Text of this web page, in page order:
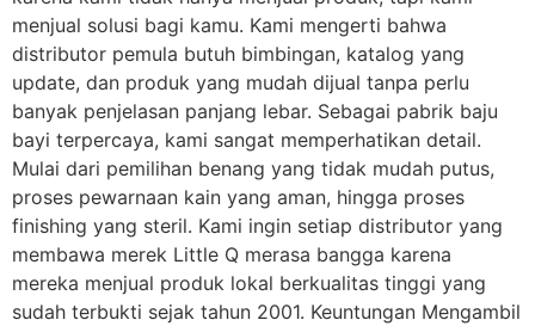
menjual solusi bagi kamu. Kami mengerti bahwa
distributor pemula butuh bimbingan, katalog yang
update, dan produk yang mudah dijual tanpa perlu
banyak penjelasan panjang lebar. Sebagai pabrik baju
bayi terpercaya, kami sangat memperhatikan detail.
Mulai dari pemilihan benang yang tidak mudah putus,
proses pewarnaan kain yang aman, hingga proses
finishing yang steril. Kami ingin setiap distributor yang
membawa merek Little Q merasa bangga karena
mereka menjual produk lokal berkualitas tinggi yang
sudah terbukti sejak tahun 2001. Keuntungan Mengambil